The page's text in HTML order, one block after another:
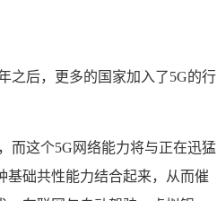
之后，更多的国家加入了5G的行
而这个5G网络能力将与正在迅猛
基础共性能力结合起来，从而催